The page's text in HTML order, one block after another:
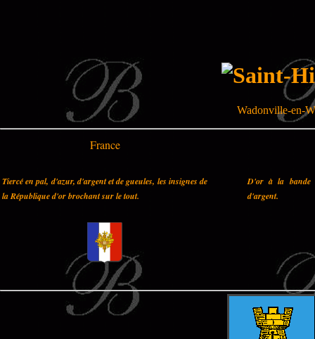
Wadonville-en-
France
Tiercé en pal, d'azur, d'argent et de gueules, les insignes de
la République d'or brochant sur le tout.
D'or à la bande
d'argent.